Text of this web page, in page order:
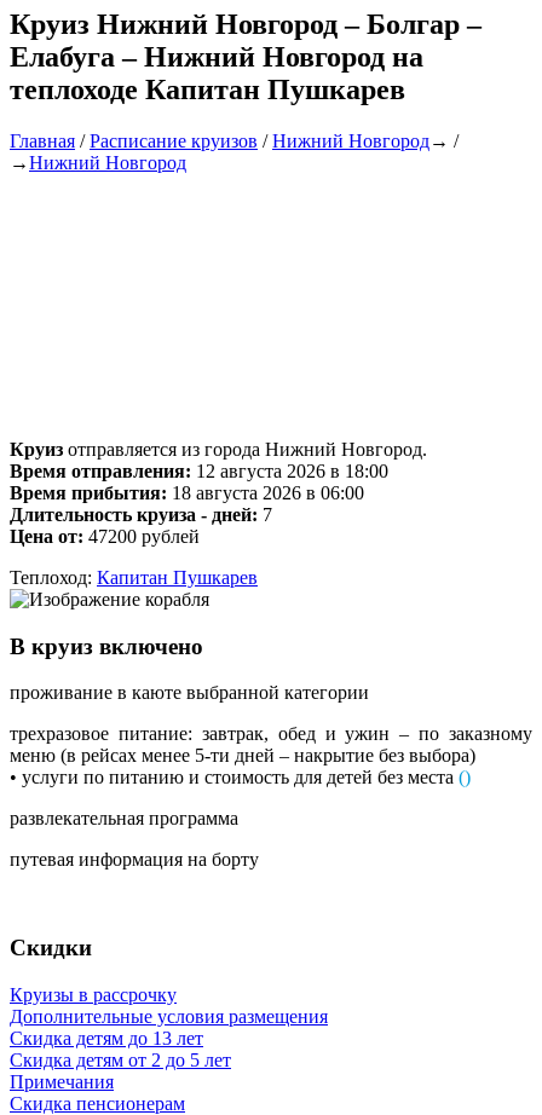
Круиз Нижний Новгород – Болгар –
Елабуга – Нижний Новгород на
теплоходе Капитан Пушкарев
Главная /Расписание круизов /Нижний Новгород→ /
→Нижний Новгород
Круиз отправляется из города Нижний Новгород.
Время отправления: 12 августа 2026 в 18:00
Время прибытия: 18 августа 2026 в 06:00
Длительность круиза - дней: 7
Цена от: 47200 рублей
Теплоход: Капитан Пушкарев
В круиз включено
проживание в каюте выбранной категории
трехразовое питание: завтрак, обед и ужин – по заказному
меню (в рейсах менее 5-ти дней – накрытие без выбора)
• услуги по питанию и стоимость для детей без места ()
развлекательная программа
путевая информация на борту
Скидки
Круизы в рассрочку
Дополнительные условия размещения
Скидка детям до 13 лет
Скидка детям от 2 до 5 лет
Примечания
Скидка пенсионерам